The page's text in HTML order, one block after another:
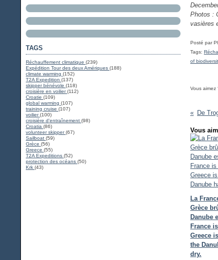
TAGS
Réchauffement climatique (239)
Expédition Tour des deux Amériques (188)
climate warming (152)
T2A Expedition (137)
skipper bénévole (118)
croisière en voilier(112)
Croatie (109)
global warming (107)
training cruise (107)
voilier(100)
croisière d'entraînement (98)
Croatia (86)
volunteer skipper(67)
Sailboat (59)
Grèce (56)
Greece (55)
T2A Expeditions (52)
protection des océans (50)
Krk (43)
Photos :
vasières
Posté par
Tags:
of
Vous aimez
Vous
La
Grèce
Danube
France
Greece
the
dry.